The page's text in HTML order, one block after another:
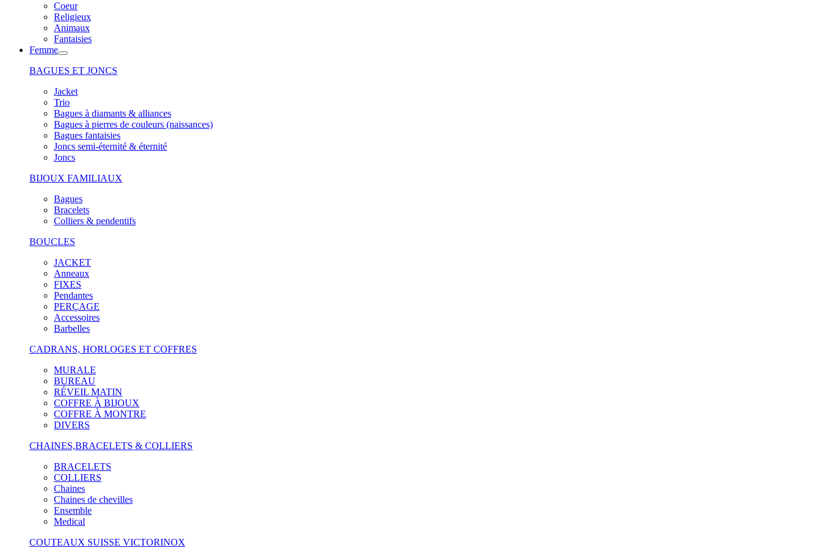
Coeur
Religieux
Animaux
Fantaisies
Femme
BAGUES ET JONCS
Jacket
Trio
Bagues à diamants & alliances
Bagues à pierres de couleurs (naissances)
Bagues fantaisies
Joncs semi-éternité & éternité
Joncs
BIJOUX FAMILIAUX
Bagues
Bracelets
Colliers & pendentifs
BOUCLES
JACKET
Anneaux
FIXES
Pendantes
PERÇAGE
Accessoires
Barbelles
CADRANS, HORLOGES ET COFFRES
MURALE
BUREAU
RÉVEIL MATIN
COFFRE À BIJOUX
COFFRE À MONTRE
DIVERS
CHAINES,BRACELETS & COLLIERS
BRACELETS
COLLIERS
Chaines
Chaines de chevilles
Ensemble
Medical
COUTEAUX SUISSE VICTORINOX